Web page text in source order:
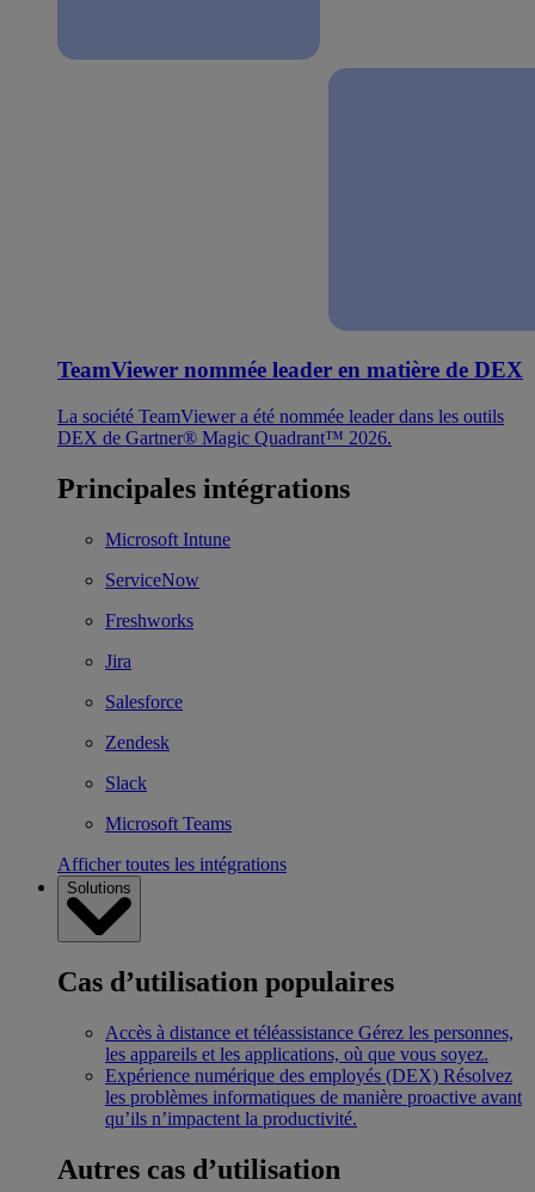
TeamViewer nommée leader en matière de DEX
La société TeamViewer a été nommée leader dans les outils
DEX de Gartner® Magic Quadrant™ 2026.
Principales intégrations
Microsoft Intune
ServiceNow
Freshworks
Jira
Salesforce
Zendesk
Slack
Microsoft Teams
Afficher toutes les intégrations
Solutions
Cas d’utilisation populaires
Accès à distance et téléassistance Gérez les personnes,
les appareils et les applications, où que vous soyez.
Expérience numérique des employés (DEX) Résolvez
les problèmes informatiques de manière proactive avant
qu’ils n’impactent la productivité.
Autres cas d’utilisation